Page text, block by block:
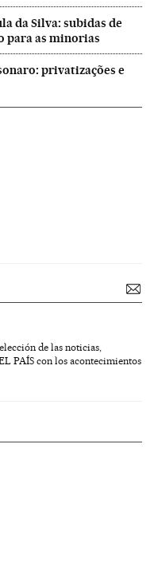
da Silva: subidas de
para as minorias
privatizações e
de las noticias,
PAÍS con los acontecimientos